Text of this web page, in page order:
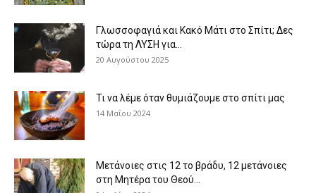
Γλωσσοφαγιά και Κακό Μάτι στο Σπίτι; Δες
τώρα τη ΛΥΣΗ για...
20 Αυγούστου 2025
Τι να λέμε όταν θυμιάζουμε στο σπίτι μας
14 Μαΐου 2024
Μετάνοιες στις 12 το βράδυ, 12 μετάνοιες
στη Μητέρα του Θεού...